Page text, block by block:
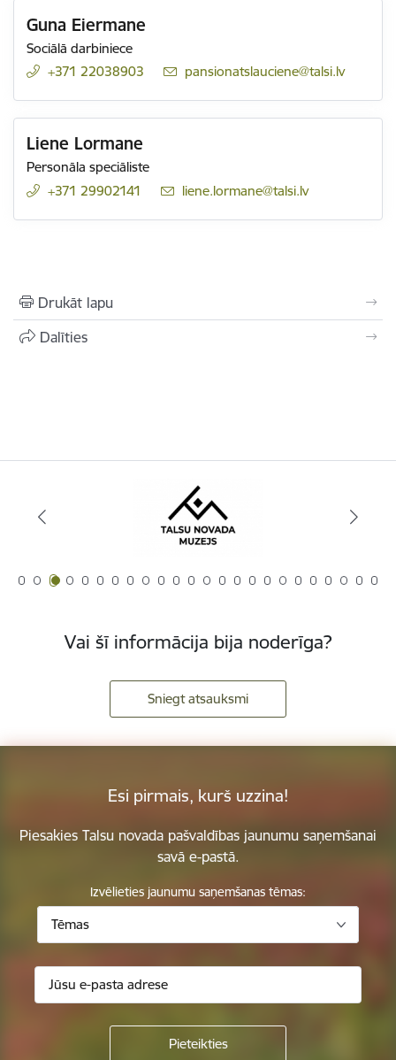
Guna Eiermane
Sociālā darbiniece
+371 22038903
E-pasts:
pansionatslauciene@talsi.lv
Liene Lormane
Personāla speciāliste
+371 29902141
E-pasts:
liene.lormane@talsi.lv
Drukāt lapu
Dalīties
Vai šī informācija bija noderīga?
Sniegt atsauksmi
Esi pirmais, kurš uzzina!
Piesakies Talsu novada pašvaldības jaunumu saņemšanai
savā e-pastā.
Izvēlieties jaunumu saņemšanas tēmas:
Tēmas